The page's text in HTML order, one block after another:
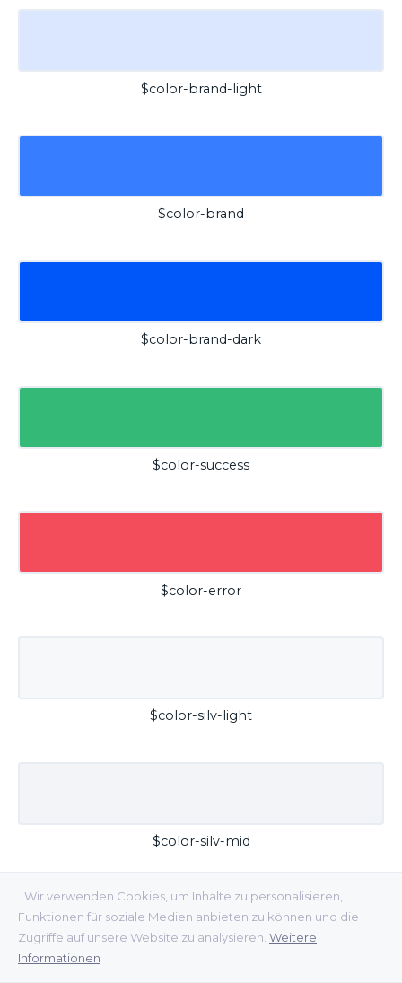
Wir verwenden Cookies, um Inhalte zu personalisieren,
Funktionen für soziale Medien anbieten zu können und die
Zugriffe auf unsere Website zu analysieren. Weitere
Informationen
$color-brand-light
$color-brand
$color-brand-dark
$color-success
$color-error
$color-silv-light
$color-silv-mid